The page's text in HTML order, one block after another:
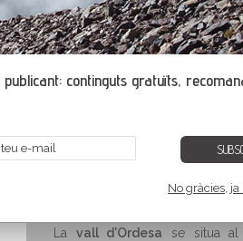
continguts gratuïts,
No gràcies,
Endinsa't en un dels
La vall d'Ordesa presenta
espectacular. De ben
La vall d'Ordesa se situa al